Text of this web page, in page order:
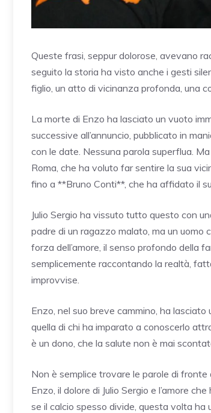
Queste frasi, seppur dolorose, avevano
seguito la storia ha visto anche i gesti
figlio, un atto di vicinanza profonda, una
La morte di Enzo ha lasciato un vuoto
successive all’annuncio, pubblicato in
con le date. Nessuna parola superflua.
Roma, che ha voluto far sentire la sua
fino a **Bruno Conti**, che ha affidato il
Julio Sergio ha vissuto tutto questo con
padre di un ragazzo malato, ma un
forza dell’amore, il senso profondo della
semplicemente raccontando la realtà,
improvvise.
Enzo, nel suo breve cammino, ha
quella di chi ha imparato a conoscerlo
è un dono, che la salute non è mai
Non è semplice trovare le parole di
Enzo, il dolore di Julio Sergio e l’amore
se il calcio spesso divide, questa volta ha